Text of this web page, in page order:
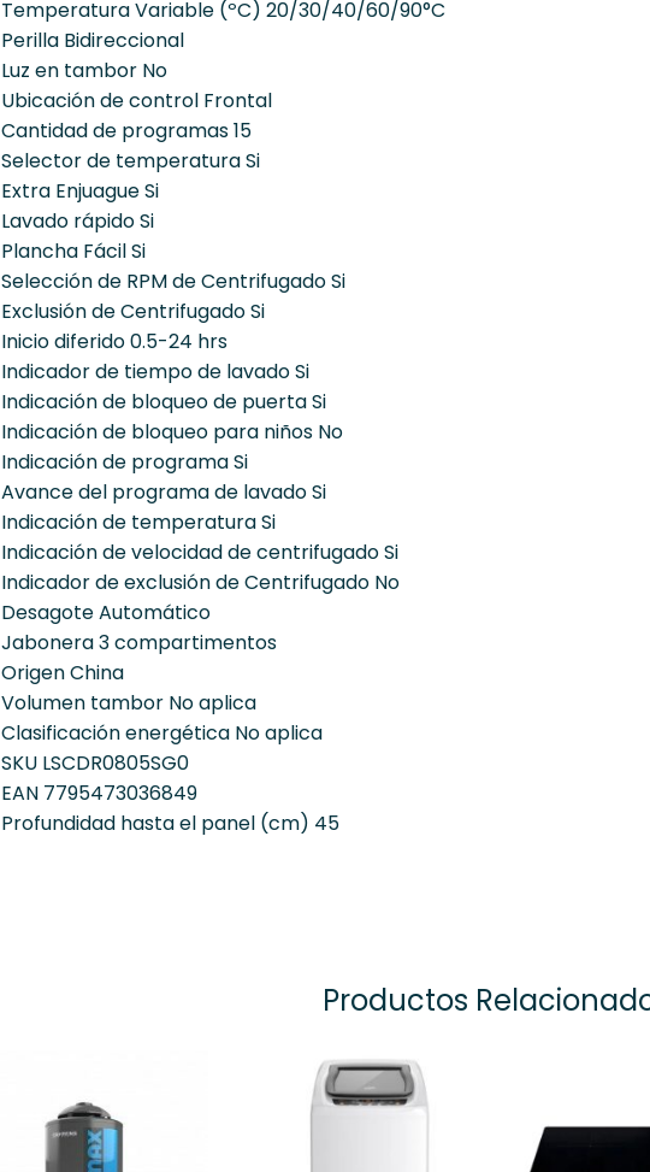
Temperatura Variable (ºC) 20/30/40/60/90°C
Perilla Bidireccional
Luz en tambor No
Ubicación de control Frontal
Cantidad de programas 15
Selector de temperatura Si
Extra Enjuague Si
Lavado rápido Si
Plancha Fácil Si
Selección de RPM de Centrifugado Si
Exclusión de Centrifugado Si
Inicio diferido 0.5-24 hrs
Indicador de tiempo de lavado Si
Indicación de bloqueo de puerta Si
Indicación de bloqueo para niños No
Indicación de programa Si
Avance del programa de lavado Si
Indicación de temperatura Si
Indicación de velocidad de centrifugado Si
Indicador de exclusión de Centrifugado No
Desagote Automático
Jabonera 3 compartimentos
Origen China
Volumen tambor No aplica
Clasificación energética No aplica
SKU LSCDR0805SG0
EAN 7795473036849
Profundidad hasta el panel (cm) 45
Productos